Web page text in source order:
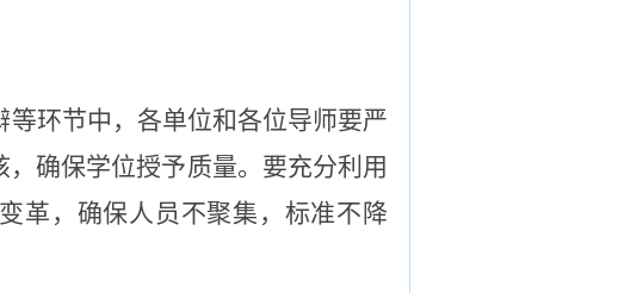
环节中，各单位和各位导师要严
确保学位授予质量。要充分利用
革，确保人员不聚集，标准不降